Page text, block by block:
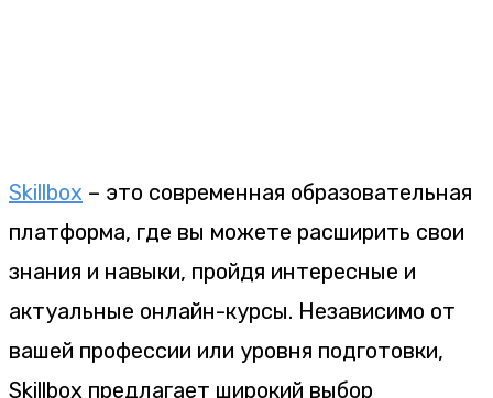
Skillbox – это современная образовательная
платформа, где вы можете расширить свои
знания и навыки, пройдя интересные и
актуальные онлайн-курсы. Независимо от
вашей профессии или уровня подготовки,
Skillbox предлагает широкий выбор